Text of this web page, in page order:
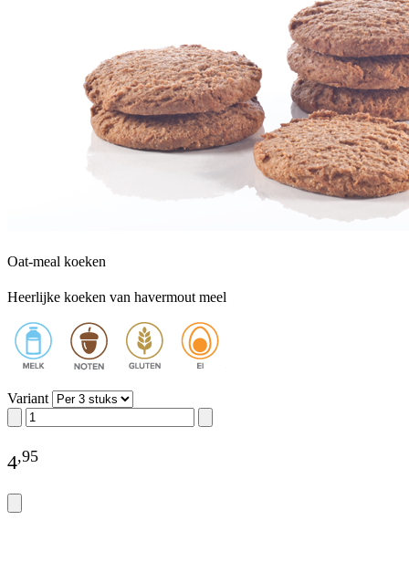
Oat-meal koeken
Heerlijke koeken van havermout meel
Variant
4,95